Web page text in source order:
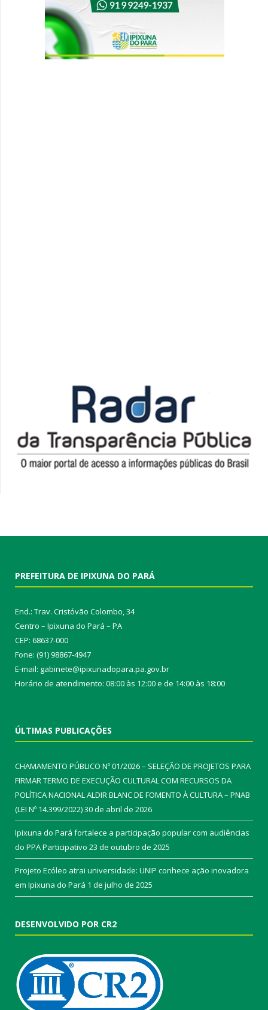
PREFEITURA DE IPIXUNA DO PARÁ
End.: Trav. Cristóvão Colombo, 34
Centro – Ipixuna do Pará – PA
CEP: 68637-000
Fone: (91) 98867-4947
E-mail: gabinete@ipixunadopara.pa.gov.br
Horário de atendimento: 08:00 às 12:00 e de 14:00 às 18:00
ÚLTIMAS PUBLICAÇÕES
CHAMAMENTO PÚBLICO Nº 01/2026 – SELEÇÃO DE PROJETOS PARA
FIRMAR TERMO DE EXECUÇÃO CULTURAL COM RECURSOS DA
POLÍTICA NACIONAL ALDIR BLANC DE FOMENTO À CULTURA – PNAB
(LEI Nº 14.399/2022)30 de abril de 2026
Ipixuna do Pará fortalece a participação popular com audiências
do PPA Participativo 23 de outubro de 2025
Projeto Ecóleo atrai universidade: UNIP conhece ação inovadora
em Ipixuna do Pará 1 de julho de 2025
DESENVOLVIDO POR CR2